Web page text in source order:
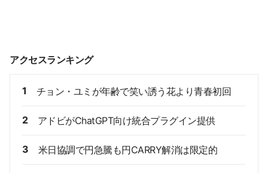
アクセスランキング
1 チョン・ユミが年齢で笑い誘う花より青春初回
2 アドビがChatGPT向け統合プラグイン提供
3 米日協調で円急騰も円CARRY解消は限定的